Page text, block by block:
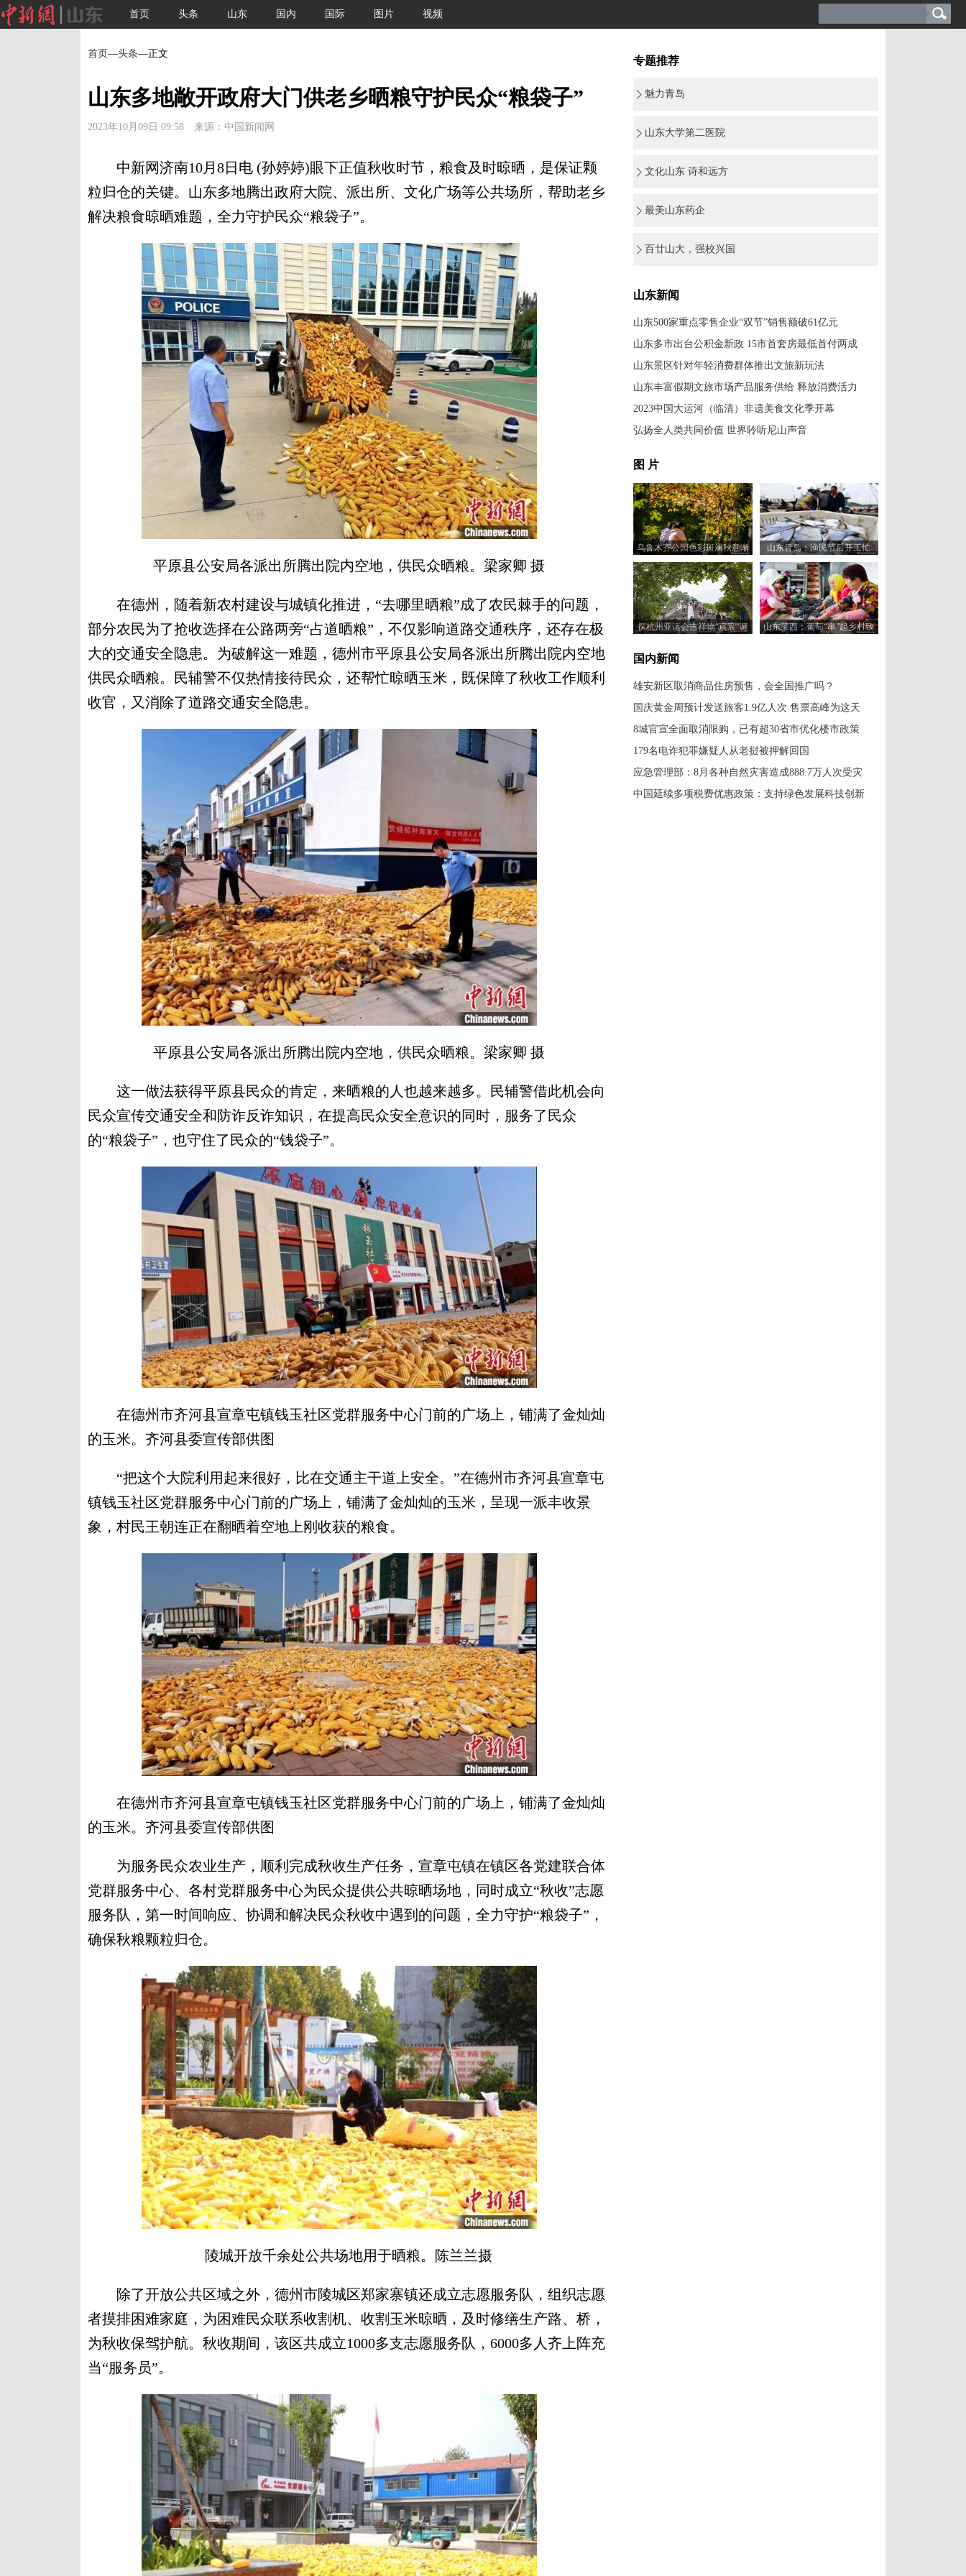
首页 头条 山东 国内 国际 图片 视频
首页—头条—正文
山东多地敞开政府大门供老乡晒粮守护民众“粮袋子”
2023年10月09日 09:58 来源：中国新闻网
中新网济南10月8日电 (孙婷婷)眼下正值秋收时节，粮食及时晾晒，是保证颗
粒归仓的关键。山东多地腾出政府大院、派出所、文化广场等公共场所，帮助老乡
解决粮食晾晒难题，全力守护民众“粮袋子”。
平原县公安局各派出所腾出院内空地，供民众晒粮。梁家卿 摄
在德州，随着新农村建设与城镇化推进，“去哪里晒粮”成了农民棘手的问题，
部分农民为了抢收选择在公路两旁“占道晒粮”，不仅影响道路交通秩序，还存在极
大的交通安全隐患。为破解这一难题，德州市平原县公安局各派出所腾出院内空地
供民众晒粮。民辅警不仅热情接待民众，还帮忙晾晒玉米，既保障了秋收工作顺利
收官，又消除了道路交通安全隐患。
平原县公安局各派出所腾出院内空地，供民众晒粮。梁家卿 摄
这一做法获得平原县民众的肯定，来晒粮的人也越来越多。民辅警借此机会向
民众宣传交通安全和防诈反诈知识，在提高民众安全意识的同时，服务了民众
的“粮袋子”，也守住了民众的“钱袋子”。
在德州市齐河县宣章屯镇钱玉社区党群服务中心门前的广场上，铺满了金灿灿
的玉米。齐河县委宣传部供图
“把这个大院利用起来很好，比在交通主干道上安全。”在德州市齐河县宣章屯
镇钱玉社区党群服务中心门前的广场上，铺满了金灿灿的玉米，呈现一派丰收景
象，村民王朝连正在翻晒着空地上刚收获的粮食。
在德州市齐河县宣章屯镇钱玉社区党群服务中心门前的广场上，铺满了金灿灿
的玉米。齐河县委宣传部供图
为服务民众农业生产，顺利完成秋收生产任务，宣章屯镇在镇区各党建联合体
党群服务中心、各村党群服务中心为民众提供公共晾晒场地，同时成立“秋收”志愿
服务队，第一时间响应、协调和解决民众秋收中遇到的问题，全力守护“粮袋子”，
确保秋粮颗粒归仓。
陵城开放千余处公共场地用于晒粮。陈兰兰摄
除了开放公共区域之外，德州市陵城区郑家寨镇还成立志愿服务队，组织志愿
者摸排困难家庭，为困难民众联系收割机、收割玉米晾晒，及时修缮生产路、桥，
为秋收保驾护航。秋收期间，该区共成立1000多支志愿服务队，6000多人齐上阵充
当“服务员”。
专题推荐
魅力青岛
山东大学第二医院
文化山东 诗和远方
最美山东药企
百廿山大，强校兴国
山东新闻
山东500家重点零售企业“双节”销售额破61亿元
山东多市出台公积金新政 15市首套房最低首付两成
山东景区针对年轻消费群体推出文旅新玩法
山东丰富假期文旅市场产品服务供给 释放消费活力
2023中国大运河（临清）非遗美食文化季开幕
弘扬全人类共同价值 世界聆听尼山声音
图 片
乌鲁木齐公园色彩斑斓秋意渐
浓
山东青岛：渔民节后开工忙
探杭州亚运会吉祥物“宸宸”诞
山东莱西：葡萄“串”起乡村致
国内新闻
雄安新区取消商品住房预售，会全国推广吗？
国庆黄金周预计发送旅客1.9亿人次 售票高峰为这天
8城官宣全面取消限购，已有超30省市优化楼市政策
179名电诈犯罪嫌疑人从老挝被押解回国
应急管理部：8月各种自然灾害造成888.7万人次受灾
中国延续多项税费优惠政策：支持绿色发展科技创新